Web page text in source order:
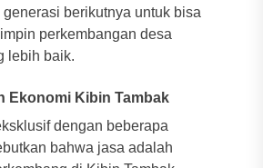
berikutnya untuk bisa
perkembangan desa
lebih baik.
Ekonomi Kibin Tambak
dengan beberapa
bahwa jasa adalah